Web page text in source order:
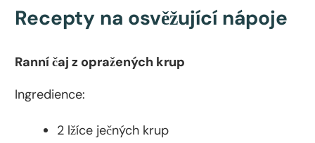
Recepty na osvěžující nápoje
Ranní čaj z opražených krup
Ingredience:
2 lžíce ječných krup